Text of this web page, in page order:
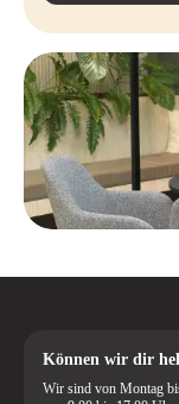
Können wir dir
Wir sind von Montag